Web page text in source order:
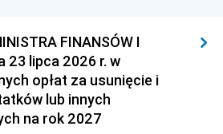
FINANSÓW I
23 lipca 2026 r. w
opłat za usunięcie i
lub innych
na rok 2027